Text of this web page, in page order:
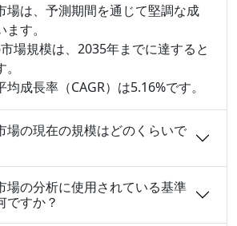
場は、予測期間を通じて堅調な成
す。
場規模は、2035年までに達すると
成長率（CAGR）は5.16%です。
場の現在の規模はどのくらいで
場の分析に使用されている基準
ですか？